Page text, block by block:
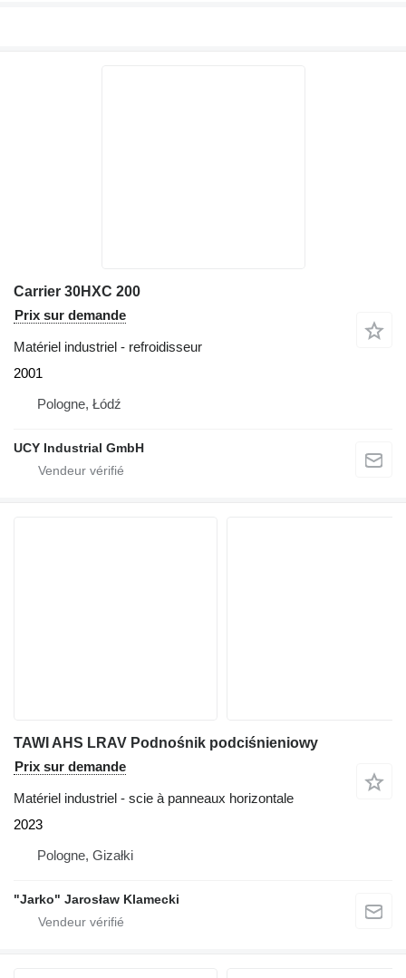
Carrier 30HXC 200
Prix sur demande
Matériel industriel - refroidisseur
2001
Pologne, Łódź
UCY Industrial GmbH
TAWI AHS LRAV Podnośnik podciśnieniowy
Prix sur demande
Matériel industriel - scie à panneaux horizontale
2023
Pologne, Gizałki
"Jarko" Jarosław Klamecki